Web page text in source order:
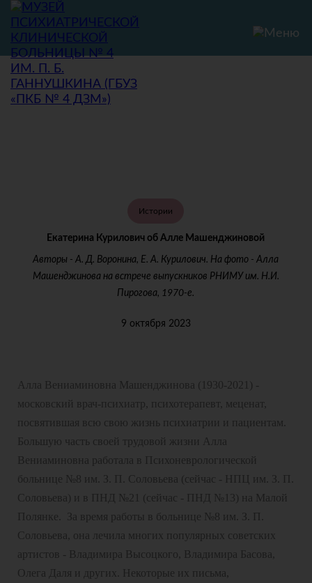
Истории
Екатерина Курилович об Алле Машенджиновой
Авторы - А. Д. Воронина, Е. А. Курилович. На фото - Алла
Машенджинова на встрече выпускников РНИМУ им. Н.И.
Пирогова, 1970-е.
9 октября 2023
Алла Вениаминовна Машенджинова (1930-2021) -
московский врач-психиатр, психотерапевт, меценат,
посвятившая всю свою жизнь психиатрии и пациентам.
Большую часть своей трудовой жизни Алла
Вениаминовна работала в Психоневрологической
больнице №8 им. З. П. Соловьева (сейчас - НПЦ им. З. П.
Соловьева) и в ПНД №21 (сейчас - ПНД №13) на Малой
Полянке. За время работы в больнице №8 им. З. П.
Соловьева, она лечила многих популярных советских
артистов - Владимира Высоцкого, Владимира Басова,
Олега Даля и других. Некоторые их письма,